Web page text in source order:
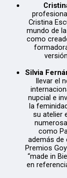
Cristina
mundo de
como
Silvia
llevar el
nupcial e
la
su atelier
como
además de
Premios
“made in
en